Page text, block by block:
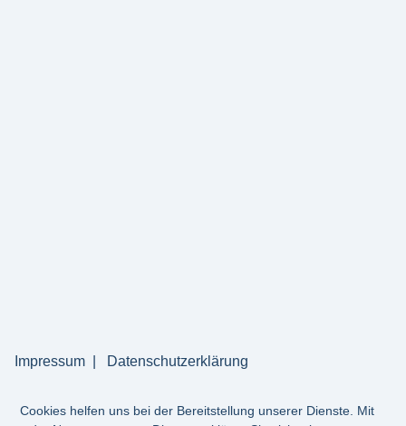
Impressum Datenschutzerklärung
Cookies helfen uns bei der Bereitstellung unserer Dienste. Mit